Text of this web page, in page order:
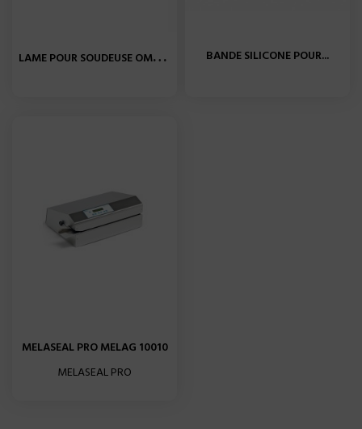
L
AME POUR SOUDEUSE OMNISEAL... BANDE SILICONE POUR...
MELASEAL PRO MELAG 10010
MELASEAL PRO